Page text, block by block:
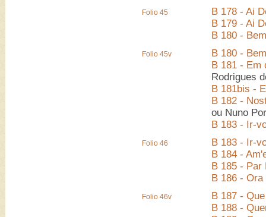
Folio 45
B 178 - Ai
B 179 - Ai
B 180 -
Folio 45v
B 180 -
B 181 - Em
Rodrigues
B 181bis -
B 182 -
ou Nuno
B 183 - Ir-
Folio 46
B 183 - Ir-
B 184 -
B 185 - Par
B 186 -
Folio 46v
B 187 -
B 188 -